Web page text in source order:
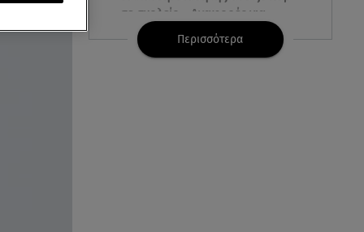
σε σχολείο - Αναφορές για
νεκρούς
Περισσότερα